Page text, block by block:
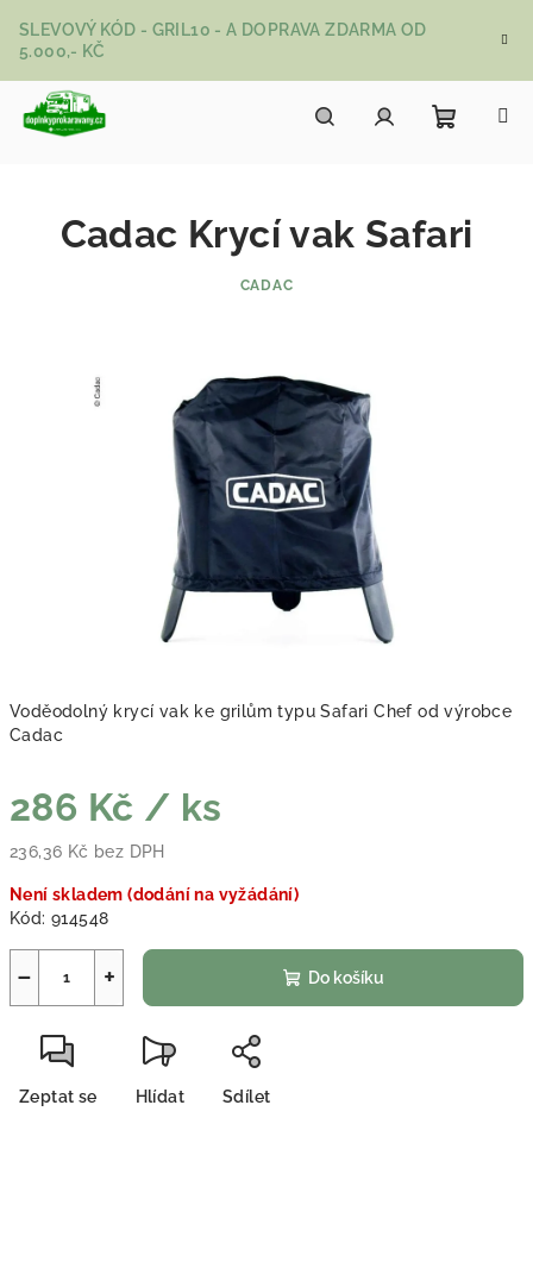
SLEVOVÝ KÓD - GRIL10 - A DOPRAVA ZDARMA OD
5.000,- KČ
Voděodolný krycí vak ke grilům typu Safari Chef od výrobce
Cadac
286 Kč / ks
236,36 Kč bez DPH
Není skladem (dodání na vyžádání)
Kód: 914548
+
− Do košíku
Zeptat se Hlídat Sdílet
Cadac Krycí vak Safari
CADAC